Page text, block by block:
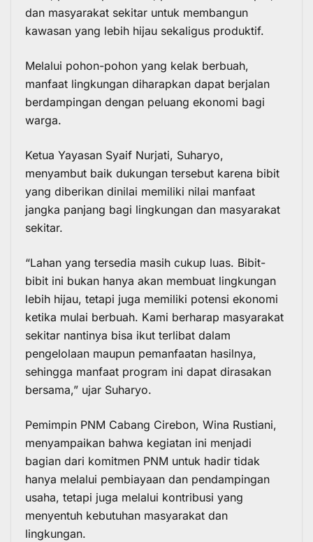
dan masyarakat sekitar untuk membangun
kawasan yang lebih hijau sekaligus produktif.
Melalui pohon-pohon yang kelak berbuah,
manfaat lingkungan diharapkan dapat berjalan
berdampingan dengan peluang ekonomi bagi
warga.
Ketua Yayasan Syaif Nurjati, Suharyo,
menyambut baik dukungan tersebut karena bibit
yang diberikan dinilai memiliki nilai manfaat
jangka panjang bagi lingkungan dan masyarakat
sekitar.
“Lahan yang tersedia masih cukup luas. Bibit-
bibit ini bukan hanya akan membuat lingkungan
lebih hijau, tetapi juga memiliki potensi ekonomi
ketika mulai berbuah. Kami berharap masyarakat
sekitar nantinya bisa ikut terlibat dalam
pengelolaan maupun pemanfaatan hasilnya,
sehingga manfaat program ini dapat dirasakan
bersama,” ujar Suharyo.
Pemimpin PNM Cabang Cirebon, Wina Rustiani,
menyampaikan bahwa kegiatan ini menjadi
bagian dari komitmen PNM untuk hadir tidak
hanya melalui pembiayaan dan pendampingan
usaha, tetapi juga melalui kontribusi yang
menyentuh kebutuhan masyarakat dan
lingkungan.